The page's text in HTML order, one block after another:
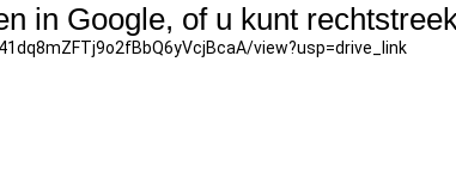
in Google, of u kunt
view?usp=drive_link